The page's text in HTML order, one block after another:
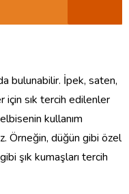
bulunabilir. İpek, saten,
için sık tercih edilenler
kullanım
Örneğin, düğün gibi özel
şık kumaşları tercih